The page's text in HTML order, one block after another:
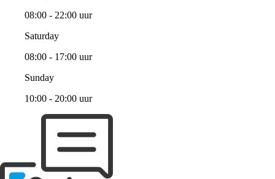
08:00 - 22:00 uur
Saturday
08:00 - 17:00 uur
Sunday
10:00 - 20:00 uur